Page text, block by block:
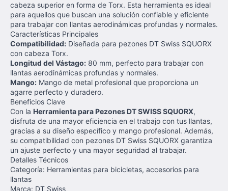
cabeza superior en forma de Torx. Esta herramienta es ideal
para aquellos que buscan una solución confiable y eficiente
para trabajar con llantas aerodinámicas profundas y normales.
Características Principales
Compatibilidad: Diseñada para pezones DT Swiss SQUORX
con cabeza Torx.
Longitud del Vástago: 80 mm, perfecto para trabajar con
llantas aerodinámicas profundas y normales.
Mango: Mango de metal profesional que proporciona un
agarre perfecto y duradero.
Beneficios Clave
Con la Herramienta para Pezones DT SWISS SQUORX,
disfruta de una mayor eficiencia en el trabajo con tus llantas,
gracias a su diseño específico y mango profesional. Además,
su compatibilidad con pezones DT Swiss SQUORX garantiza
un ajuste perfecto y una mayor seguridad al trabajar.
Detalles Técnicos
Categoría: Herramientas para bicicletas, accesorios para
llantas
Marca: DT Swiss